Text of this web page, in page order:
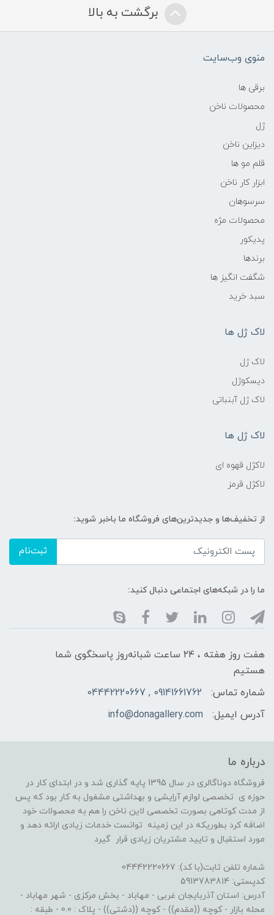
برگشت به بالا
منوی وب‌سایت
برقی ها
محصولات ناخن
ژل
دیزاین ناخن
قلم مو ها
ابزار کار ناخن
سرسوهان
محصولات مژه
پدیکور
برندها
شگفت انگیز ها
سبد خرید
لاک ژل ها
لاک ژل
دیسکوژل
لاک ژل آبنباتی
لاک ژل ها
لاکژل قهوه ای
لاکژل قرمز
از تخفیف‌ها و جدیدترین‌های فروشگاه ما باخبر شوید:
ثبت‌نام
ما را در شبکه‌های اجتماعی دنبال کنید:
هفت روز هفته ، ۲۴ ساعت شبانه‌روز پاسخگوی شما
هستیم
شماره تماس:
09141661762 , 04442220667
آدرس ایمیل:
info@donagallery.com
درباره ما
فروشگاه دوناگالری در سال 1395 پایه گذاری شد و در ابتدای کار در
حوزه ی تخصصی لوازم آرایشی و بهداشتی مشغول به کار بود که پس
از مدت کوتاهی بصورت تخصصی لاین ناخن را هم به محصولات خود
اضافه کرد بطوریکه در این زمینه توانست خدمات زیادی ارائه دهد و
مورد استقبال و تایید مشتریان زیادی قرار گیرد
شماره تلفن ثابت(با کد): 04442220667
کدپستی: 5913783814
آدرس: استان آذربایجان غربی - مهاباد - بخش مرکزی - شهر مهاباد -
محله بازار - کوچه ((مقدم)) - کوچه ((دشتی)) - پلاک : 0.0 - طبقه :